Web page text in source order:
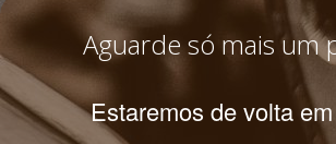
Aguarde só mais um
Estaremos de volta